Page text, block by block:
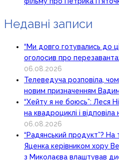
Недавні записи
“Ми довго готувались до
оголосив про
06.08.2026
Телеведуча розповіла,
новим призначенням
“Хейту я не боюсь”: Леся
на квадроциклі і відповіла
06.08.2026
“Радянський продукт”? На
Яценка керівником хору
з Миколаєва влаштував